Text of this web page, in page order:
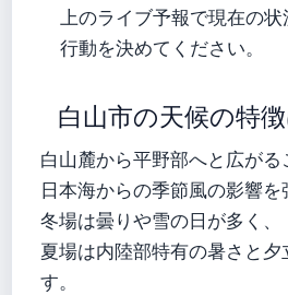
上のライブ予報で現在の
行動を決めてください。
白山市の天候の特徴
白山麓から平野部へと広がる
日本海からの季節風の影響を
冬場は曇りや雪の日が多く、
夏場は内陸部特有の暑さと
す。